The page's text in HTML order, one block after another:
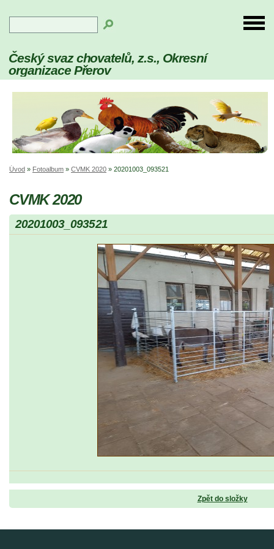
Český svaz chovatelů, z.s., Okresní
organizace Přerov
Úvod » Fotoalbum » CVMK 2020 » 20201003_093521
CVMK 2020
20201003_093521
Zpět do složky